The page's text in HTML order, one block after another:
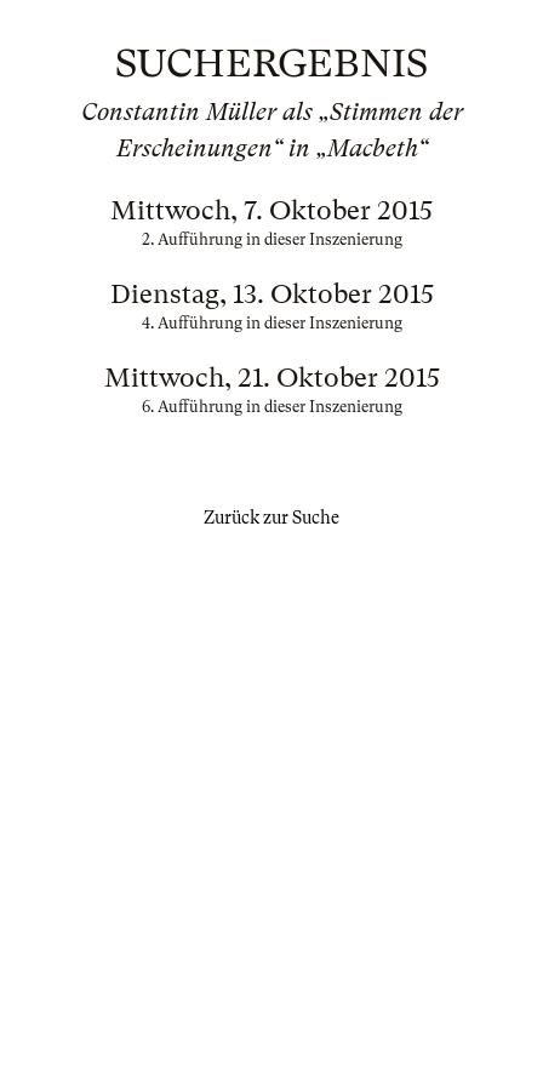
SUCHERGEBNIS
Constantin Müller als „Stimmen der
Erscheinungen“ in „Macbeth“
Mittwoch, 7. Oktober 2015
2. Aufführung in dieser Inszenierung
Dienstag, 13. Oktober 2015
4. Aufführung in dieser Inszenierung
Mittwoch, 21. Oktober 2015
6. Aufführung in dieser Inszenierung
Zurück zur Suche